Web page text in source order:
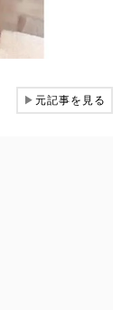
▶元記事を見る